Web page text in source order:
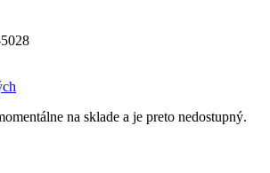
na sklade a je preto nedostupný.